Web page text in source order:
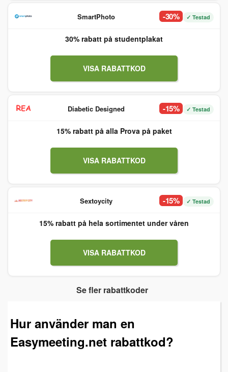
SmartPhoto -30% ✓ Testad
30% rabatt på studentplakat
VISA RABATTKOD
Diabetic Designed -15% ✓ Testad
15% rabatt på alla Prova på paket
VISA RABATTKOD
Sextoycity -15% ✓ Testad
15% rabatt på hela sortimentet under våren
VISA RABATTKOD
Se fler rabattkoder
Hur använder man en
Easymeeting.net rabattkod?